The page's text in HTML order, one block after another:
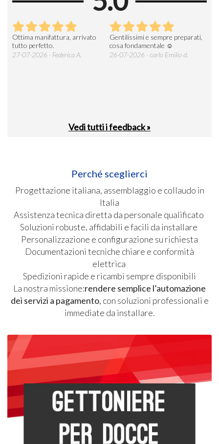
Ottima manifattura, arrivato
tutto perfetto.
27-07-2026 - Federica A.
Gentilissimi e sempre preparati,
cosa fondamentale ☺️
26-07-2026 - carlo Emilio d.
Vedi tutti i feedback »
Perché sceglierci
Progettazione italiana, assemblaggio e collaudo in
Italia
Assistenza tecnica diretta da personale qualificato
Soluzioni robuste, affidabili e facili da installare
Personalizzazione e configurazione su richiesta
Documentazioni tecniche chiare e conformità
elettrica
Spedizioni rapide e ricambi sempre disponibili
La nostra missione:rendere semplice l’automazione
dei servizi a pagamento, con soluzioni professionali e
immediate da installare.